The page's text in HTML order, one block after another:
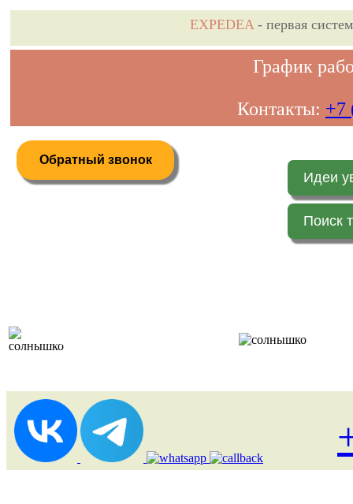
EXPEDEA- первая
График
Контакты: +7
Обратный звонок
Идеи
Поиск